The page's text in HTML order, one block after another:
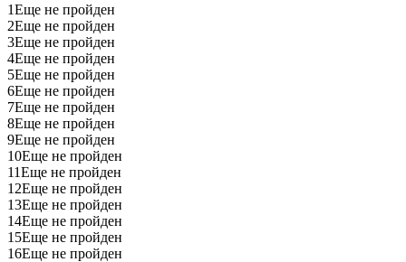
1Еще не пройден
2Еще не пройден
3Еще не пройден
4Еще не пройден
5Еще не пройден
6Еще не пройден
7Еще не пройден
8Еще не пройден
9Еще не пройден
10Еще не пройден
11Еще не пройден
12Еще не пройден
13Еще не пройден
14Еще не пройден
15Еще не пройден
16Еще не пройден